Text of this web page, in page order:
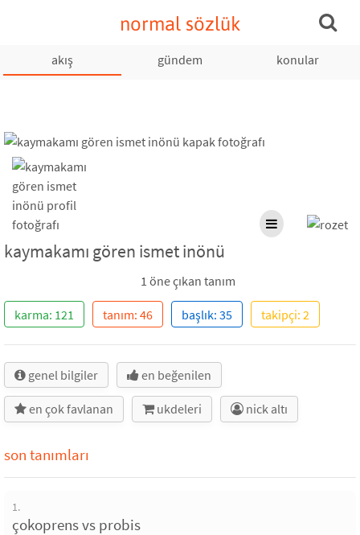
normal sözlük
akış gündem konular
kaymakamı gören ismet inönü
1 öne çıkan tanım
karma: 121 tanım: 46 başlık: 35 takipçi: 2
genel bilgiler en beğenilen
en çok favlanan ukdeleri nick altı
son tanımları
1.
çokoprens vs probis